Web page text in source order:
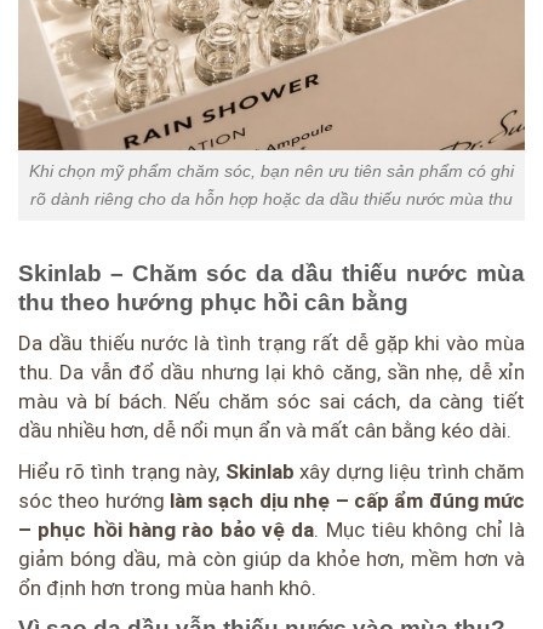
Khi chọn mỹ phẩm chăm sóc, bạn nên ưu tiên sản phẩm có ghi
rõ dành riêng cho da hỗn hợp hoặc da dầu thiếu nước mùa thu
Skinlab – Chăm sóc da dầu thiếu nước mùa
thu theo hướng phục hồi cân bằng
Da dầu thiếu nước là tình trạng rất dễ gặp khi vào mùa
thu. Da vẫn đổ dầu nhưng lại khô căng, sần nhẹ, dễ xỉn
màu và bí bách. Nếu chăm sóc sai cách, da càng tiết
dầu nhiều hơn, dễ nổi mụn ẩn và mất cân bằng kéo dài.
Hiểu rõ tình trạng này, Skinlab xây dựng liệu trình chăm
sóc theo hướng làm sạch dịu nhẹ – cấp ẩm đúng mức
– phục hồi hàng rào bảo vệ da. Mục tiêu không chỉ là
giảm bóng dầu, mà còn giúp da khỏe hơn, mềm hơn và
ổn định hơn trong mùa hanh khô.